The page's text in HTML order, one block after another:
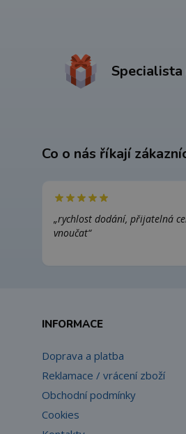
Co o nás říkají
„rychlost dodání, přijatelná
vnoučat“
INFORMACE
Doprava a platba
Reklamace / vrácení zboží
Obchodní podmínky
Cookies